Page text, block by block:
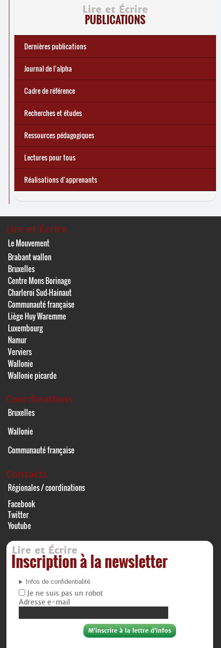
Lire et Écrire
PUBLICATIONS
Dernières publications
Réforme des allocations de chômage : premiers bilans
d’une exclusion annoncée
🎬 L’alpha populaire : c’est quoi ?
Statistiques 2025 sur les apprenant
Journal de l’alpha 241 (2
écrire demain
... Tous les articles
Journal de l’alpha
Cadre de référence
Recherches et études
Ressources pédagogiques
Lectures pour tous
Réalisations d’apprenants
Lire et Écrire
Le Mouvement
Brabant wallon
Bruxelles
Centre Mons Borinage
Charleroi Sud-Hainaut
Communauté française
Liège Huy Waremme
Luxembourg
Namur
Verviers
Wallonie
Wallonie picarde
Coordinations
Bruxelles
Wallonie
Communauté française
Contacts
Régionales / coordinations
Facebook
Twitter
Youtube
Lire et Écrire
Inscription à la newsletter
Infos de confidentialité
Je ne suis pas un robot
Adresse e-mail